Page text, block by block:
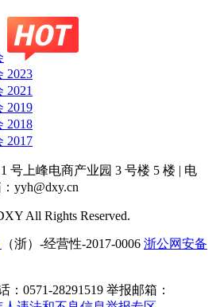
2023
2021
2019
2018
2017
号上峰电商产业园 3 号楼 5 楼 | 电
yyh@dxy.cn
All Rights Reserved.
（浙）-经营性-2017-0006 浙公网安备
0571-28291519 举报邮箱：